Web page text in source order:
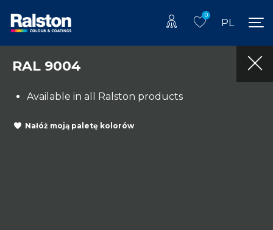
0
PL
RAL 9004
Available in all Ralston products
Nałóż moją paletę kolorów